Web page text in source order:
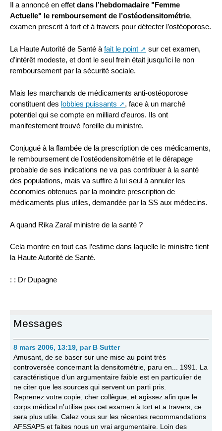
Il a annoncé en effet dans l’hebdomadaire "Femme
Actuelle" le remboursement de l’ostéodensitométrie,
examen prescrit à tort et à travers pour détecter l’ostéoporose.
La Haute Autorité de Santé à fait le point
sur cet examen,
d’intérêt modeste, et dont le seul frein était jusqu’ici le non
remboursement par la sécurité sociale.
Mais les marchands de médicaments anti-ostéoporose
constituent des lobbies puissants
, face à un marché
potentiel qui se compte en milliard d’euros. Ils ont
manifestement trouvé l’oreille du ministre.
Conjugué à la flambée de la prescription de ces médicaments,
le remboursement de l’ostéodensitométrie et le dérapage
probable de ses indications ne va pas contribuer à la santé
des populations, mais va suffire à lui seul à annuler les
économies obtenues par la moindre prescription de
médicaments plus utiles, demandée par la SS aux médecins.
A quand Rika Zaraï ministre de la santé ?
Cela montre en tout cas l’estime dans laquelle le ministre tient
la Haute Autorité de Santé.
: : Dr Dupagne
Messages
8 mars 2006, 13:19, par B Sutter
Amusant, de se baser sur une mise au point très
controversée concernant la densitométrie, paru en... 1991. La
caractéristique d’un argumentaire faible est en particulier de
ne citer que les sources qui servent un parti pris.
Reprenez votre copie, cher collègue, et agissez afin que le
corps médical n’utilise pas cet examen à tort et a travers, ce
sera plus utile. Calez vous sur les récentes recommandations
AFSSAPS et faites nous un vrai argumentaire. Loin des